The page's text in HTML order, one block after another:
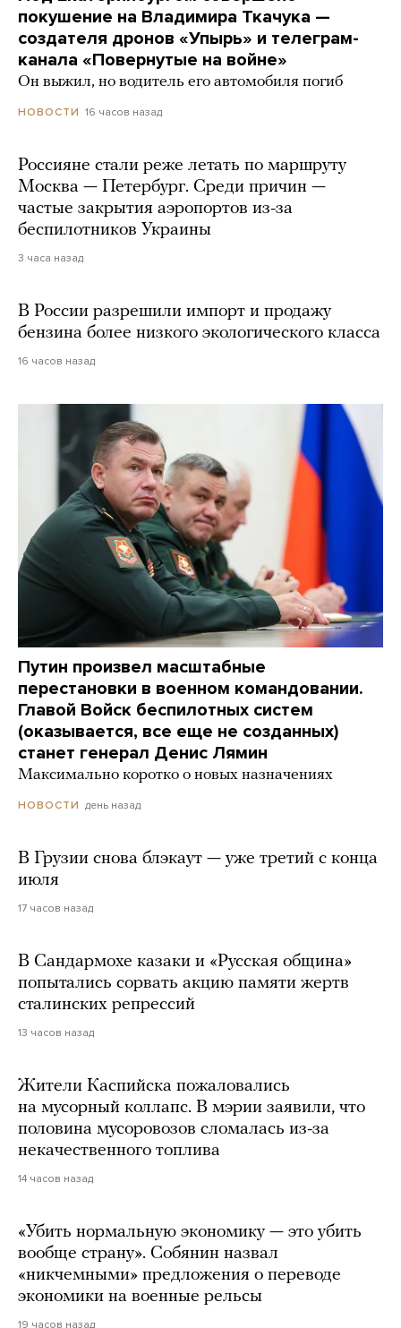
покушение на Владимира Ткачука —
создателя дронов «Упырь» и телеграм-
канала «Повернутые на войне»
Он выжил, но водитель его автомобиля погиб
НОВОСТИ 16 часов назад
Россияне стали реже летать по маршруту
Москва — Петербург. Среди причин —
частые закрытия аэропортов из-за
беспилотников Украины
3 часа назад
В России разрешили импорт и продажу
бензина более низкого экологического класса
16 часов назад
Путин произвел масштабные
перестановки в военном командовании.
Главой Войск беспилотных систем
(оказывается, все еще не созданных)
станет генерал Денис Лямин
Максимально коротко о новых назначениях
НОВОСТИ день назад
В Грузии снова блэкаут — уже третий с конца
июля
17 часов назад
В Сандармохе казаки и «Русская община»
попытались сорвать акцию памяти жертв
сталинских репрессий
13 часов назад
Жители Каспийска пожаловались
на мусорный коллапс. В мэрии заявили, что
половина мусоровозов сломалась из-за
некачественного топлива
14 часов назад
«Убить нормальную экономику — это убить
вообще страну». Собянин назвал
«никчемными» предложения о переводе
экономики на военные рельсы
19 часов назад